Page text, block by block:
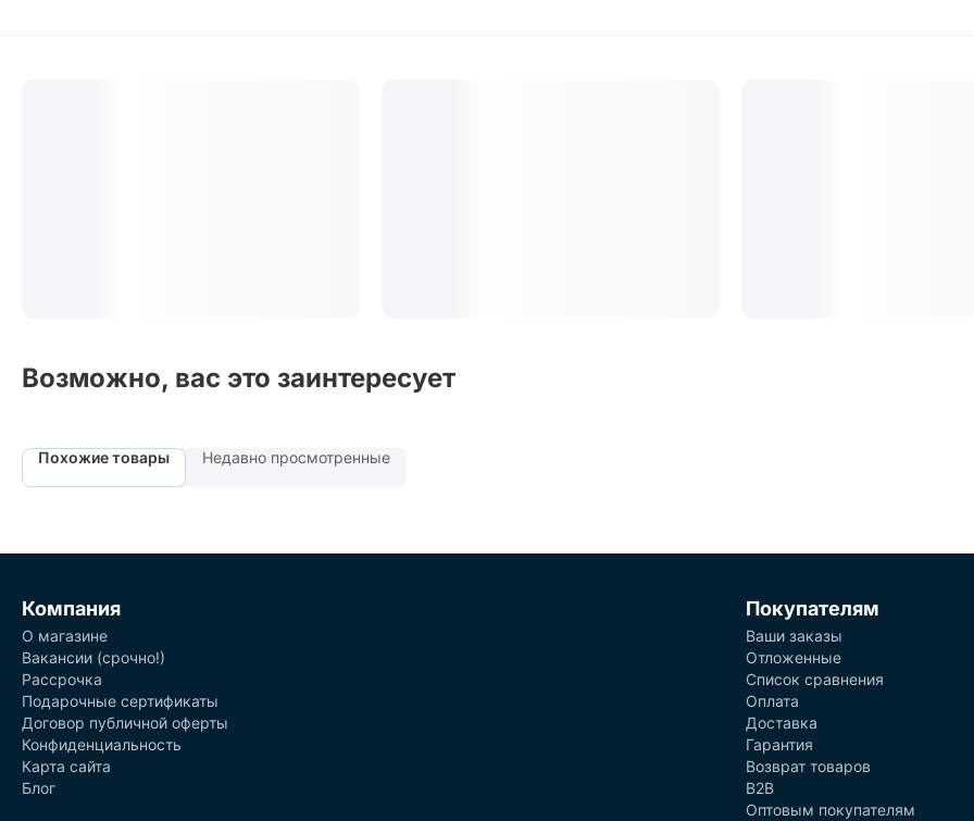
Возможно, вас это заинтересует
Похожие товары Недавно просмотренные
Компания
О магазине
Вакансии (срочно!)
Рассрочка
Подарочные сертификаты
Договор публичной оферты
Конфиденциальность
Карта сайта
Блог
Покупателям
Ваши заказы
Отложенные
Список сравнения
Оплата
Доставка
Гарантия
Возврат товаров
B2B
Оптовым покупателям